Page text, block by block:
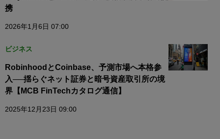
携
2026年1月6日 07:00
ビジネス
RobinhoodとCoinbase、予測市場へ本格参
入──揺らぐネット証券と暗号資産取引所の境
界【MCB FinTechカタログ通信】
2025年12月23日 09:00